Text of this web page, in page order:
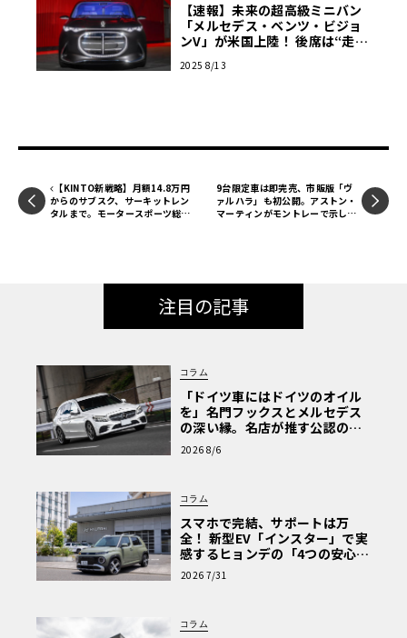
【速報】未来の超高級ミニバン
「メルセデス・ベンツ・ビジョ
ンV」が米国上陸！ 後席は“走る
2025 8/13
【KINTO新戦略】月額14.8万円
からのサブスク、サーキットレン
タルまで。モータースポーツ総合
9台限定車は即完売、市販版「ヴ
ァルハラ」も初公開。アストン・
マーティンがモントレーで示し
注目の記事
コラム
「ドイツ車にはドイツのオイル
を」名門フックスとメルセデス
の深い縁。名店が推す公認の安
心と、Cクラスで味わうシルキー
な走り〈PR〉
2026 8/6
コラム
スマホで完結、サポートは万
全！ 新型EV「インスター」で実
感するヒョンデの「4つの安心」
【第1回・ヒョンデ6つの疑問：
Why? Hyundai?】〈PR〉
2026 7/31
コラム